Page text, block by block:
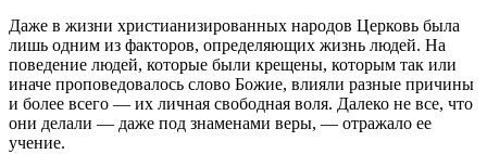
Даже в жизни христианизированных народов Церковь была
лишь одним из факторов, определяющих жизнь людей. На
поведение людей, которые были крещены, которым так или
иначе проповедовалось слово Божие, влияли разные причины
и более всего — их личная свободная воля. Далеко не все, что
они делали — даже под знаменами веры, — отражало ее
учение.